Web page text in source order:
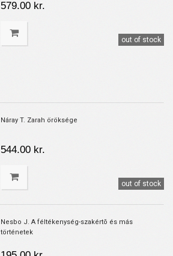
579.00 kr.
out of stock
Náray T. Zarah öröksége
544.00 kr.
out of stock
Nesbo J. A féltékenység-szakértõ és más
történetek